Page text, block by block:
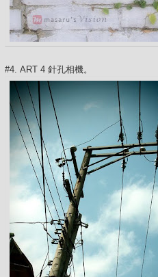
#4. ART 4 針孔相機。